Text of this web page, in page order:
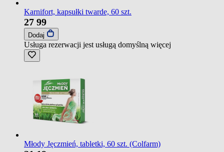
Karnifort, kapsułki twarde, 60 szt.
27 99
Dodaj
Usługa rezerwacji jest usługą domyślną więcej
Młody Jęczmień, tabletki, 60 szt. (Colfarm)